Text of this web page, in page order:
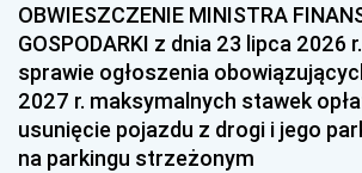
OBWIESZCZENIE MINISTRA
GOSPODARKI z dnia 23 lipca 2026
sprawie ogłoszenia
2027 r. maksymalnych stawek
usunięcie pojazdu z drogi i jego
na parkingu strzeżonym